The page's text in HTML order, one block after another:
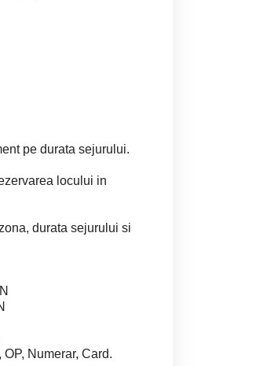
pe durata sejurului.
locului in
durata sejurului si
Numerar, Card.